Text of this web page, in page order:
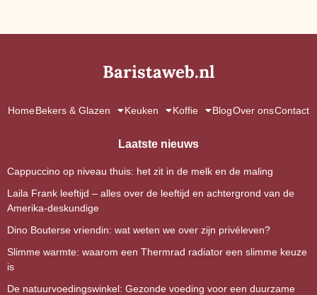
Baristaweb.nl
HomeBekers & Glazen Keuken Koffie BlogOver onsContact
Laatste nieuws
Cappuccino op niveau thuis: het zit in de melk en de maling
Laila Frank leeftijd – alles over de leeftijd en achtergrond van de
Amerika-deskundige
Dino Bouterse vriendin: wat weten we over zijn privéleven?
Slimme warmte: waarom een Thermrad radiator een slimme keuze
is
De natuurvoedingswinkel: Gezonde voeding voor een duurzame